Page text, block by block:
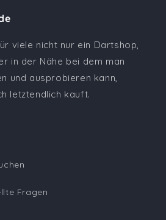
viele nicht nur ein Dartshop,
in der Nähe bei dem man
und ausprobieren kann,
letztendlich kauft.
Fragen